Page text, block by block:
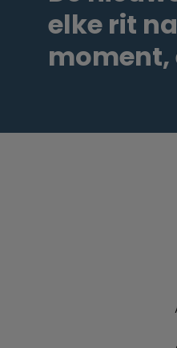
elke rit
moment,